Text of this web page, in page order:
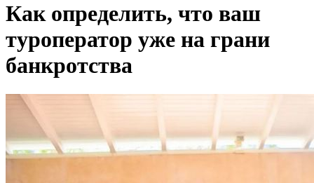
Как определить, что ваш
туроператор уже на грани
банкротства